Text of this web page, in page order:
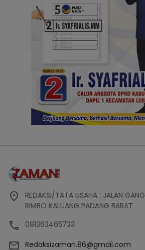
REDAKSI/TATA USAHA : JALAN
RIMBO KALUANG PADANG BARAT
081363465733
Redaksizaman.86@gmail.com